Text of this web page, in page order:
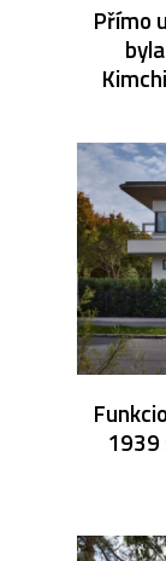
Přímo
1939